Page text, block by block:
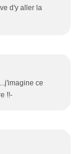
d'y aller la
ce
!!-